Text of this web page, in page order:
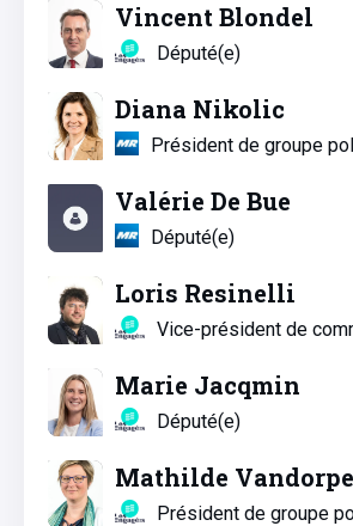
Vincent Blondel
Député(e)
Diana Nikolic
Président de groupe
Valérie De Bue
Député(e)
Loris Resinelli
Vice-président de
Marie Jacqmin
Député(e)
Mathilde Vandorpe
Président de groupe